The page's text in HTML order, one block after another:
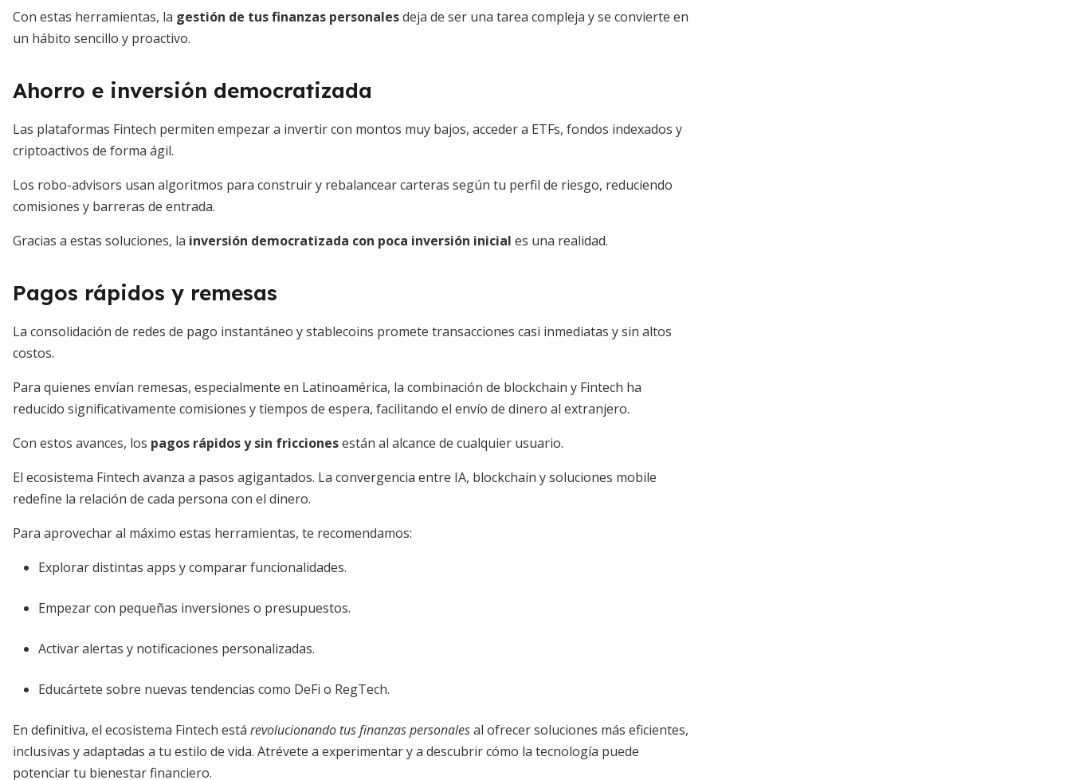
Con estas herramientas, la gestión de tus finanzas personalesdeja de ser una tarea compleja y se convierte en
un hábito sencillo y proactivo.
Ahorro e inversión democratizada
Las plataformas Fintech permiten empezar a invertir con montos muy bajos, acceder a ETFs, fondos indexados y
criptoactivos de forma ágil.
Los robo-advisors usan algoritmos para construir y rebalancear carteras según tu perfil de riesgo, reduciendo
comisiones y barreras de entrada.
Gracias a estas soluciones, la inversión democratizada con poca inversión inicial es una realidad.
Pagos rápidos y remesas
La consolidación de redes de pago instantáneo y stablecoins promete transacciones casi inmediatas y sin altos
costos.
Para quienes envían remesas, especialmente en Latinoamérica, la combinación de blockchain y Fintech ha
reducido significativamente comisiones y tiempos de espera, facilitando el envío de dinero al extranjero.
Con estos avances, los pagos rápidos y sin friccionesestán al alcance de cualquier usuario.
El ecosistema Fintech avanza a pasos agigantados. La convergencia entre IA, blockchain y soluciones mobile
redefine la relación de cada persona con el dinero.
Para aprovechar al máximo estas herramientas, te recomendamos:
Explorar distintas apps y comparar funcionalidades.
Empezar con pequeñas inversiones o presupuestos.
Activar alertas y notificaciones personalizadas.
Educártete sobre nuevas tendencias como DeFi o RegTech.
En definitiva, el ecosistema Fintech está revolucionando tus finanzas personalesal ofrecer soluciones más eficientes,
inclusivas y adaptadas a tu estilo de vida. Atrévete a experimentar y a descubrir cómo la tecnología puede
potenciar tu bienestar financiero.